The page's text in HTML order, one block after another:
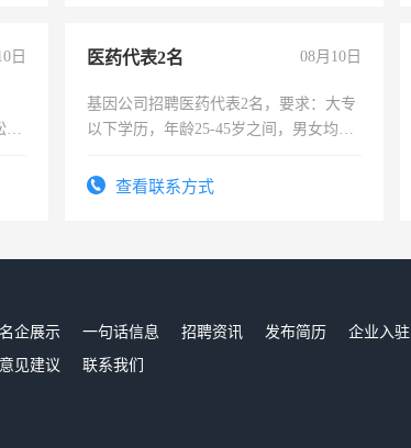
日
，
医药代表2名 08月10日
基因公司招聘医药代表2名，要求：大专
以下学历，年龄25-45岁之间，男女均
表或者有医学资质的优先，底薪+绩效，
查看联系方式
名企展示 一句话信息 招聘资讯 发布简历 企业入驻
意见建议 联系我们